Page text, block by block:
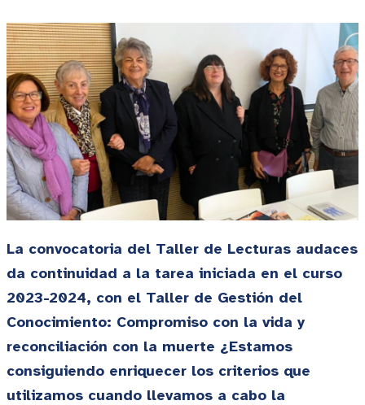
La convocatoria del Taller de Lecturas audaces
da continuidad a la tarea iniciada en el curso
2023-2024, con el Taller de Gestión del
Conocimiento: Compromiso con la vida y
reconciliación con la muerte ¿Estamos
consiguiendo enriquecer los criterios que
utilizamos cuando llevamos a cabo la